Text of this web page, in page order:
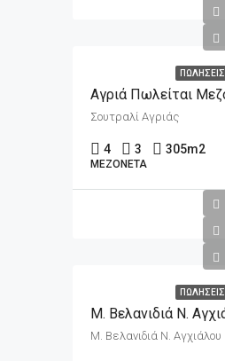
ΠΩΛΉΣΕΙΣ
Σουτραλί Αγριάς
4 3 305m2
ΜΕΖΟΝΈΤΑ
ΠΩΛΉΣΕΙΣ
Μ. Βελανιδιά Ν. Αγχιάλου